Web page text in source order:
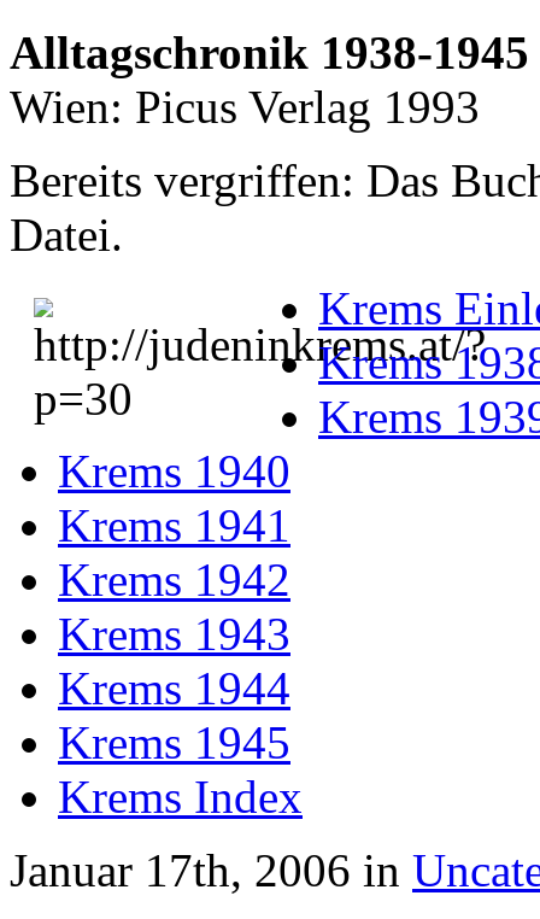
Alltagschronik 1938-
Wien: Picus Verlag 1993
Bereits vergriffen: Das
Datei.
Krems
Krems
Krems
Krems 1940
Krems 1941
Krems 1942
Krems 1943
Krems 1944
Krems 1945
Krems Index
Januar 17th, 2006 in